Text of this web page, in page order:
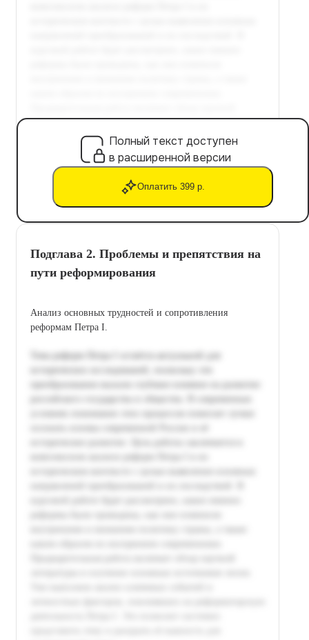
Полный текст доступен
в расширенной версии
Оплатить 399 р.
Подглава 2. Проблемы и препятствия на
пути реформирования
Анализ основных трудностей и сопротивления
реформам Петра I.